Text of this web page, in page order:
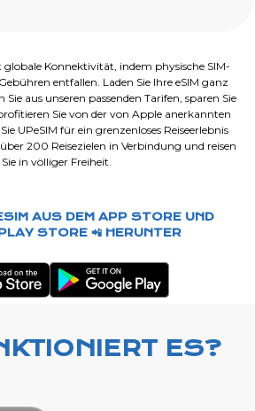
globale Konnektivität, indem physische SIM-
entfallen. Laden Sie Ihre eSIM ganz
aus unseren passenden Tarifen, sparen Sie
Sie von der von Apple anerkannten
UPeSIM für ein grenzenloses Reiseerlebnis
200 Reisezielen in Verbindung und reisen
Sie in völliger Freiheit.
AUS DEM APP STORE UND
STORE 📲 HERUNTER
ES?